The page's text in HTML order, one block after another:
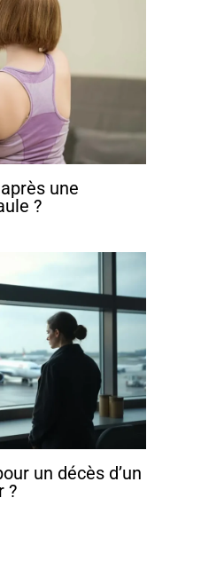
une
?
un décès d’un
?